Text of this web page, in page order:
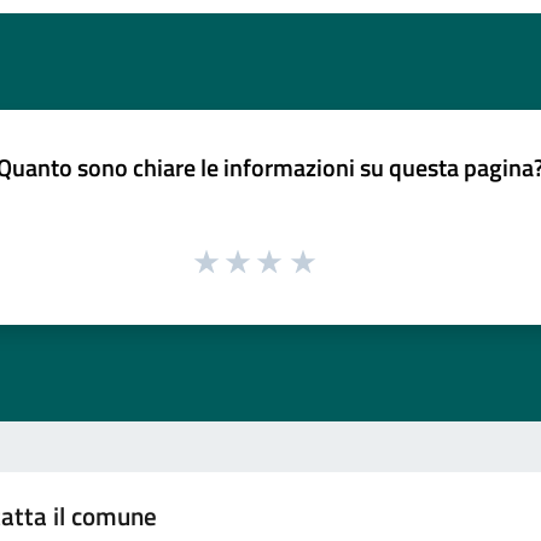
sono chiare le informazioni su questa
il comune